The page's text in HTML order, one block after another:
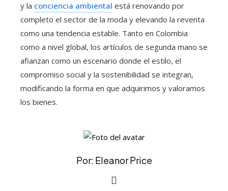
y la conciencia ambiental está renovando por
completo el sector de la moda y elevando la reventa
como una tendencia estable. Tanto en Colombia
como a nivel global, los artículos de segunda mano se
afianzan como un escenario donde el estilo, el
compromiso social y la sostenibilidad se integran,
modificando la forma en que adquirimos y valoramos
los bienes.
Por: Eleanor Price